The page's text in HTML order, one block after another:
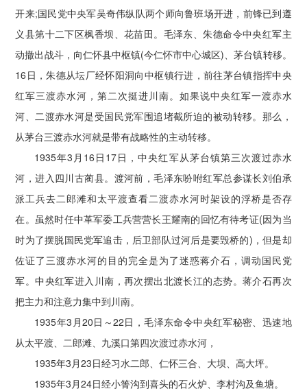
开来;国民党中央军吴奇伟纵队两个师向鲁班场开进，前锋已到遵
义县第十二下区枫香坝、花苗田。毛泽东、朱德命令中央红军主
动撤出战斗，向仁怀县中枢镇(今仁怀市中心城区)、茅台镇转移。
16日，朱德从坛厂经怀阳洞向中枢镇行进，前往茅台镇指挥中央
红军三渡赤水河，第二次挺进川南。如果说中央红军一渡赤水
河、二渡赤水河是受国民党军围追堵截所迫的被动转移。那么，
从茅台三渡赤水河就是带有战略性的主动转移。
1935年3月16日17日，中央红军从茅台镇第三次渡过赤水
河，进入四川古蔺县。渡河前，毛泽东吩咐红军总参谋长刘伯承
派工兵去二郎滩和太平渡查看二渡赤水河时架设的浮桥是否存
在。虽然时任中革军委工兵营营长王耀南的回忆有待考证(因为当
时为了摆脱国民党军追击，后卫部队过河后是要毁桥的)，但是却
佐证了三渡赤水河的目的完全是为了迷惑蒋介石，调动国民党
军。中央红军进入川南，再次摆出北渡长江的态势。蒋介石再次
把主力和注意力集中到川南。
1935年3月20日～22日，毛泽东命令中央红军秘密、迅速地
从太平渡、二郎滩、九溪口第四次渡过赤水河，
1935年3月23日经习水二郎、仁怀三合、大坝、高大坪。
1935年3月24日经小箐沟到喜头的石火炉、李村沟及鱼塘。